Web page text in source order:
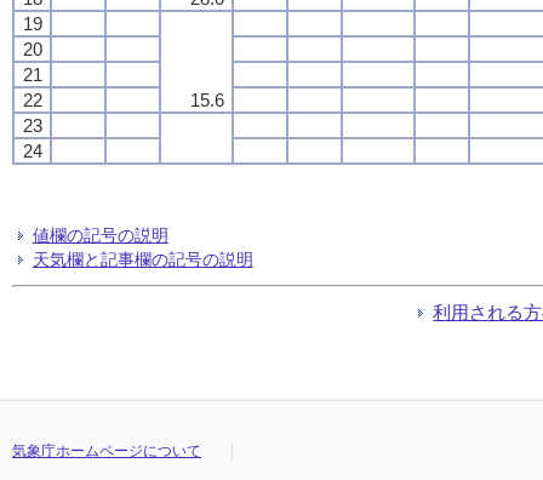
19
15.6
20
21
22
23
24
値欄の記号の説明
天気欄と記事欄の記号の説明
利用される
気象庁ホームページについて